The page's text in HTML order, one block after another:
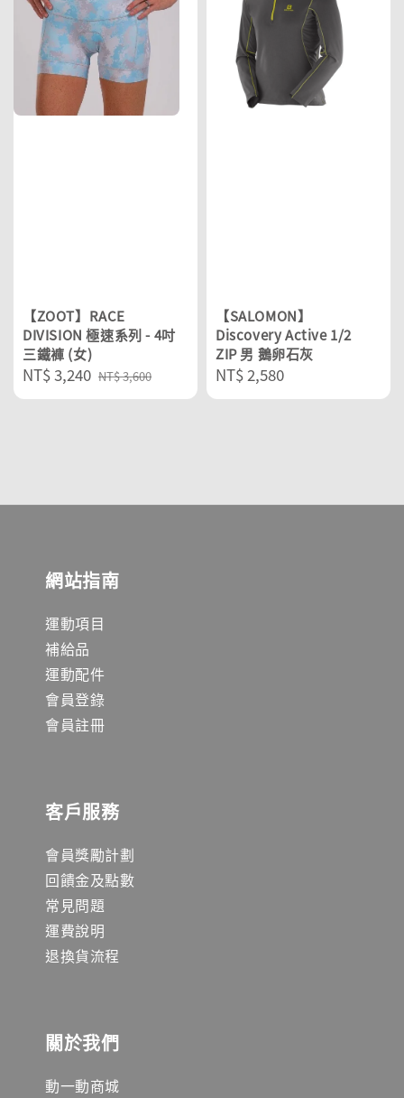
【ZOOT】RACE
DIVISION 極速系列 - 4吋
三鐵褲 (女)
Sale
price
NT$ 3,240 Regular
price
NT$ 3,600
【SALOMON】
Discovery Active 1/2
ZIP 男 鵝卵石灰
Regular
price
NT$ 2,580
網站指南
運動項目
補給品
運動配件
會員登錄
會員註冊
客戶服務
會員獎勵計劃
回饋金及點數
常見問題
運費說明
退換貨流程
關於我們
動一動商城